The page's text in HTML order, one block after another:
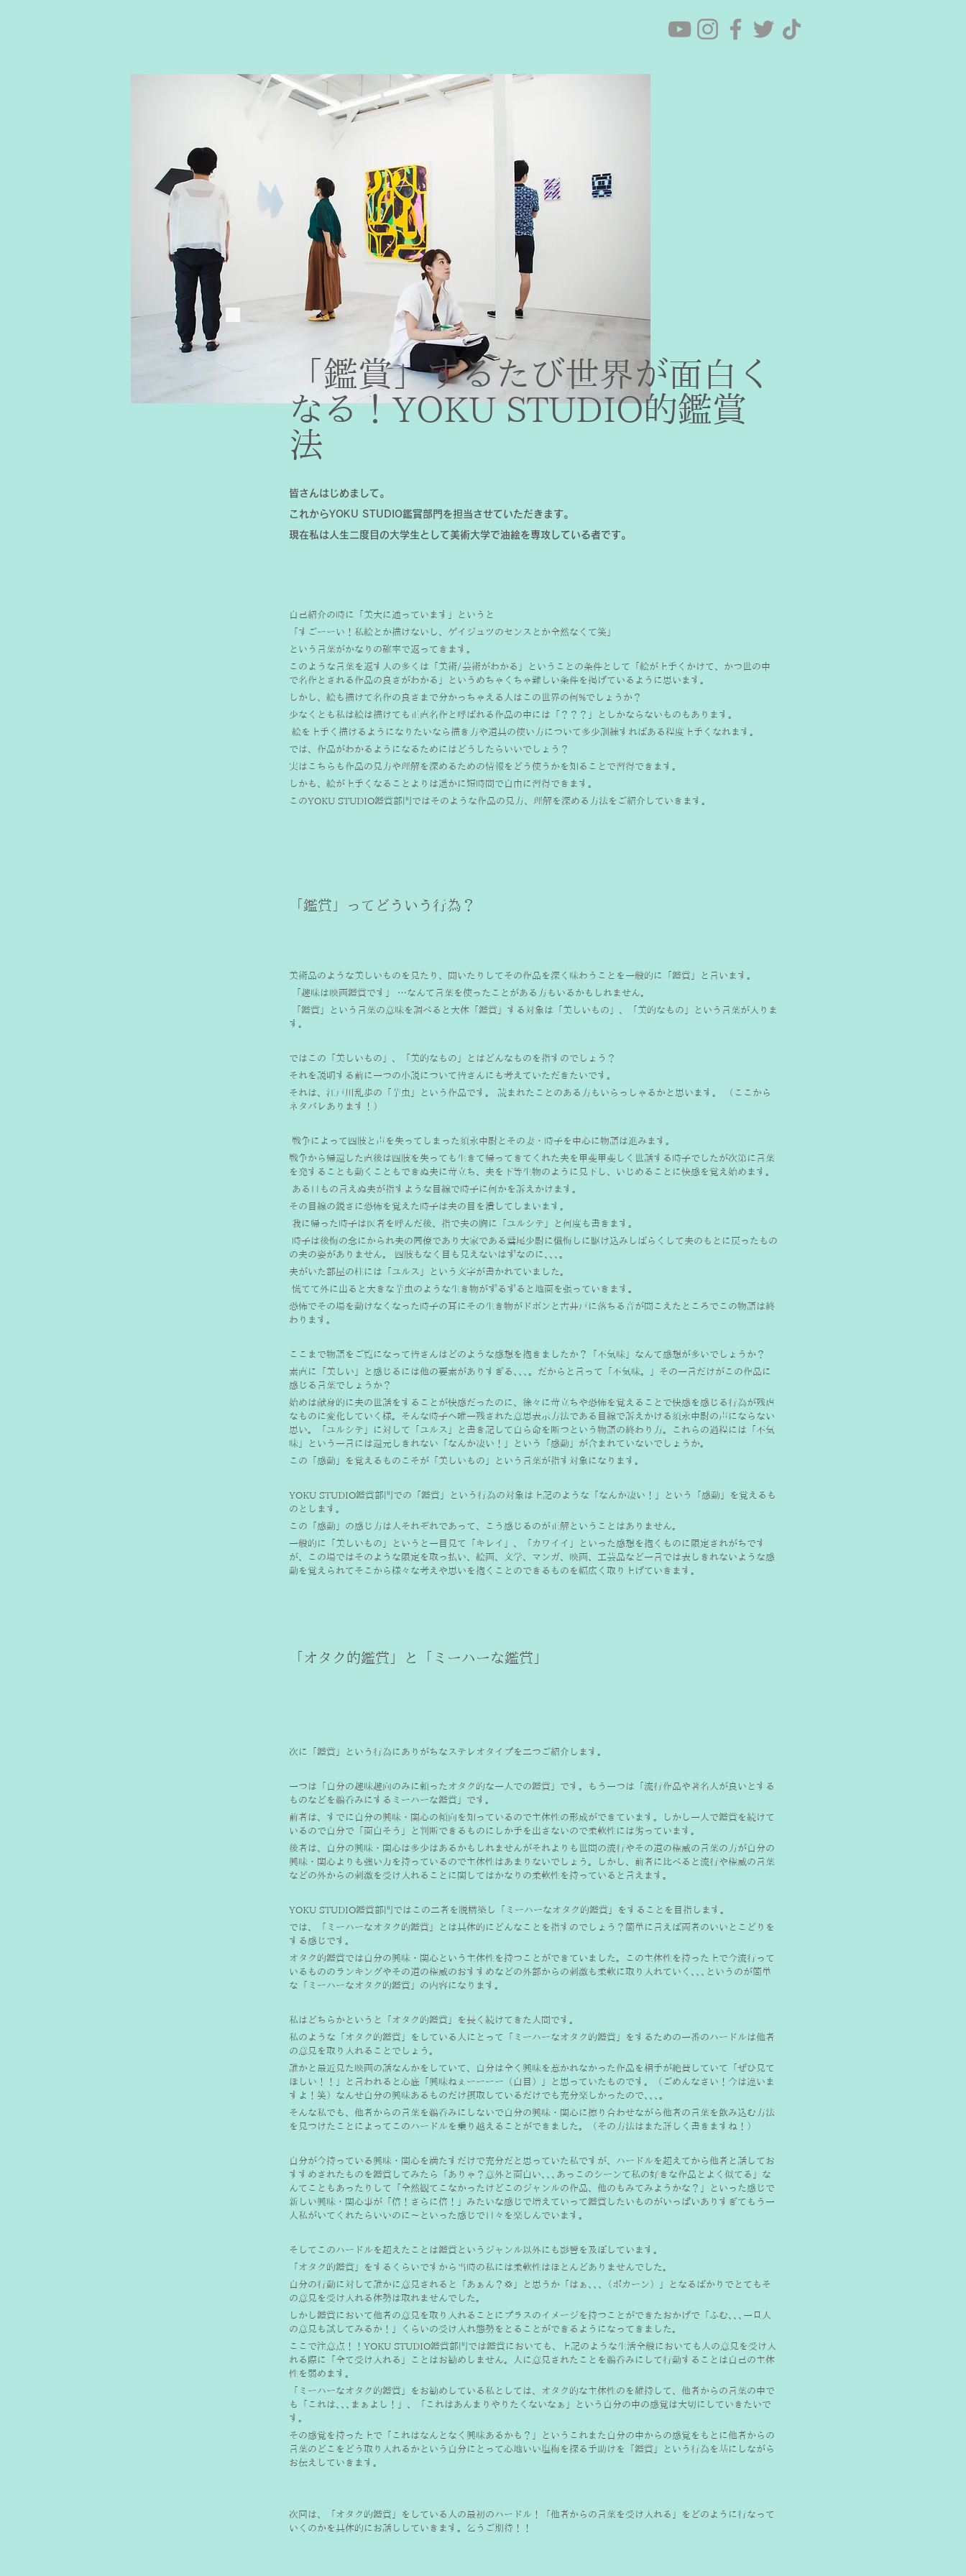
「鑑賞」するたび世界が面白く
なる！YOKU STUDIO的鑑賞
法
皆さんはじめまして。
これからYOKU STUDIO鑑賞部門を担当させていただきます。
現在私は人生二度目の大学生として美術大学で油絵を専攻している者です。
自己紹介の時に「美大に通っています」というと
「すごーーい！私絵とか描けないし、ゲイジュツのセンスとか全然なくて笑」
という言葉がかなりの確率で返ってきます。
このような言葉を返す人の多くは「美術/芸術がわかる」ということの条件として「絵が上手くかけて、かつ世の中
で名作とされる作品の良さがわかる」というめちゃくちゃ難しい条件を掲げているように思います。
しかし、絵も描けて名作の良さまで分かっちゃえる人はこの世界の何%でしょうか？
少なくとも私は絵は描けても正直名作と呼ばれる作品の中には「？？？」としかならないものもあります。
絵を上手く描けるようになりたいなら描き方や道具の使い方について多少訓練すればある程度上手くなれます。
では、作品がわかるようになるためにはどうしたらいいでしょう？
実はこちらも作品の見方や理解を深めるための情報をどう使うかを知ることで習得できます。
しかも、絵が上手くなることよりは遥かに短時間で自由に習得できます。
このYOKU STUDIO鑑賞部門ではそのような作品の見方、理解を深める方法をご紹介していきます。
「鑑賞」ってどういう行為？
美術品のような美しいものを見たり、聞いたりしてその作品を深く味わうことを一般的に「鑑賞」と言います。
「趣味は映画鑑賞です」 …なんて言葉を使ったことがある方もいるかもしれません。
「鑑賞」という言葉の意味を調べると大体「鑑賞」する対象は「美しいもの」、「美的なもの」という言葉が入りま
す。
ではこの「美しいもの」、「美的なもの」とはどんなものを指すのでしょう？
それを説明する前に一つの小説について皆さんにも考えていただきたいです。
それは、江戸川乱歩の「芋虫」という作品です。 読まれたことのある方もいらっしゃるかと思います。 （ここから
ネタバレあります！）
戦争によって四肢と声を失ってしまった須永中尉とその妻・時子を中心に物語は進みます。
戦争から帰還した直後は四肢を失っても生きて帰ってきてくれた夫を甲斐甲斐しく世話する時子でしたが次第に言葉
を発することも動くこともできぬ夫に苛立ち、夫を下等生物のように見下し、いじめることに快感を覚え始めます。
ある日もの言えぬ夫が指すような目線で時子に何かを訴えかけます。
その目線の鋭さに恐怖を覚えた時子は夫の目を潰してしまいます。
我に帰った時子は医者を呼んだ後、指で夫の胸に「ユルシテ」と何度も書きます。
時子は後悔の念にかられ夫の同僚であり大家である鷲尾少尉に懺悔しに駆け込みしばらくして夫のもとに戻ったもの
の夫の姿がありません。 四肢もなく目も見えないはずなのに､､､。
夫がいた部屋の柱には「ユルス」という文字が書かれていました。
慌てて外に出ると大きな芋虫のような生き物がずるずると地面を張っていきます。
恐怖でその場を動けなくなった時子の耳にその生き物がドボンと古井戸に落ちる音が聞こえたところでこの物語は終
わります。
ここまで物語をご覧になって皆さんはどのような感想を抱きましたか？「不気味」なんて感想が多いでしょうか？
素直に「美しい」と感じるには他の要素がありすぎる､､､。だからと言って「不気味。」その一言だけがこの作品に
感じる言葉でしょうか？
始めは献身的に夫の世話をすることが快感だったのに、徐々に苛立ちや恐怖を覚えることで快感を感じる行為が残虐
なものに変化していく様。そんな時子へ唯一残された意思表示方法である目線で訴えかける須永中尉の声にならない
思い。「ユルシテ」に対して「ユルス」と書き記して自ら命を断つという物語の終わり方。これらの過程には「不気
味」という一言には還元しきれない「なんか凄い！」という「感動」が含まれていないでしょうか。
この「感動」を覚えるものこそが「美しいもの」という言葉が指す対象になります。
YOKU STUDIO鑑賞部門での「鑑賞」という行為の対象は上記のような「なんか凄い！」という「感動」を覚えるも
のとします。
この「感動」の感じ方は人それぞれであって、こう感じるのが正解ということはありません。
一般的に「美しいもの」というと一目見て「キレイ」、「カワイイ」といった感想を抱くものに限定されがちです
が、この場ではそのような限定を取っ払い、絵画、文学、マンガ、映画、工芸品など一言では表しきれないような感
動を覚えられてそこから様々な考えや思いを抱くことのできるものを幅広く取り上げていきます。
「オタク的鑑賞」と「ミーハーな鑑賞」
次に「鑑賞」という行為にありがちなステレオタイプを二つご紹介します。
一つは「自分の趣味趣向のみに頼ったオタク的な一人での鑑賞」です。もう一つは「流行作品や著名人が良いとする
ものなどを鵜呑みにするミーハーな鑑賞」です。
前者は、すでに自分の興味・関心の傾向を知っているので主体性の形成ができています。しかし一人で鑑賞を続けて
いるので自分で「面白そう」と判断できるものにしか手を出さないので柔軟性には劣っています。
後者は、自分の興味・関心は多少はあるかもしれませんがそれよりも世間の流行やその道の権威の言葉の方が自分の
興味・関心よりも強い力を持っているので主体性はあまりないでしょう。しかし、前者に比べると流行や権威の言葉
などの外からの刺激を受け入れることに関してはかなりの柔軟性を持っていると言えます。
YOKU STUDIO鑑賞部門ではこの二者を脱構築し「ミーハーなオタク的鑑賞」をすることを目指します。
では、「ミーハーなオタク的鑑賞」とは具体的にどんなことを指すのでしょう？簡単に言えば両者のいいとこどりを
する感じです。
オタク的鑑賞では自分の興味・関心という主体性を持つことができていました。この主体性を持った上で今流行って
いるもののランキングやその道の権威のおすすめなどの外部からの刺激も柔軟に取り入れていく､､､というのが簡単
な「ミーハーなオタク的鑑賞」の内容になります。
私はどちらかというと「オタク的鑑賞」を長く続けてきた人間です。
私のような「オタク的鑑賞」をしている人にとって「ミーハーなオタク的鑑賞」をするための一番のハードルは他者
の意見を取り入れることでしょう。
誰かと最近見た映画の話なんかをしていて、自分は全く興味を惹かれなかった作品を相手が絶賛していて「ぜひ見て
ほしい！！」と言われると心底「興味ねぇーーーー（白目）」と思っていたものです。（ごめんなさい！今は違いま
すよ！笑）なんせ自分の興味あるものだけ摂取しているだけでも充分楽しかったので､､､。
そんな私でも、他者からの言葉を鵜呑みにしないで自分の興味・関心に擦り合わせながら他者の言葉を飲み込む方法
を見つけたことによってこのハードルを乗り越えることができました。（その方法はまた詳しく書きますね！）
自分が今持っている興味・関心を満たすだけで充分だと思っていた私ですが、ハードルを超えてから他者と話してお
すすめされたものを鑑賞してみたら「ありゃ？意外と面白い､､､あっこのシーンて私の好きな作品とよく似てる」な
んてこともあったりして「全然観てこなかったけどこのジャンルの作品、他のもみてみようかな？」といった感じで
新しい興味・関心事が「倍！さらに倍！」みたいな感じで増えていって鑑賞したいものがいっぱいありすぎてもう一
人私がいてくれたらいいのに〜といった感じで日々を楽しんでいます。
そしてこのハードルを超えたことは鑑賞というジャンル以外にも影響を及ぼしています。
「オタク的鑑賞」をするくらいですから当時の私には柔軟性はほとんどありませんでした。
自分の行動に対して誰かに意見されると「あぁん？💢」と思うか「はぁ､､､（ポカーン）」となるばかりでとてもそ
の意見を受け入れる体勢は取れませんでした。
しかし鑑賞において他者の意見を取り入れることにプラスのイメージを持つことができたおかげで「ふむ､､､一旦人
の意見も試してみるか！」くらいの受け入れ態勢をとることができるようになってきました。
ここで注意点！！YOKU STUDIO鑑賞部門では鑑賞においても、上記のような生活全般においても人の意見を受け入
れる際に「全て受け入れる」ことはお勧めしません。人に意見されたことを鵜呑みにして行動することは自己の主体
性を弱めます。
「ミーハーなオタク的鑑賞」をお勧めしている私としては、オタク的な主体性のを維持して、他者からの言葉の中で
も「これは､､､まぁよし！」、「これはあんまりやりたくないなぁ」という自分の中の感覚は大切にしていきたいで
す。
その感覚を持った上で「これはなんとなく興味あるかも？」というこれまた自分の中からの感覚をもとに他者からの
言葉のどこをどう取り入れるかという自分にとって心地いい塩梅を探る手助けを「鑑賞」という行為を基にしながら
お伝えしていきます。
次回は、「オタク的鑑賞」をしている人の最初のハードル！「他者からの言葉を受け入れる」をどのように行なって
いくのかを具体的にお話ししていきます。乞うご期待！！